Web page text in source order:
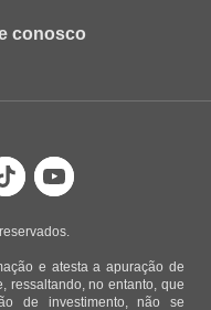
conosco
e atesta a apuração de
ressaltando, no entanto, que
de investimento, não se